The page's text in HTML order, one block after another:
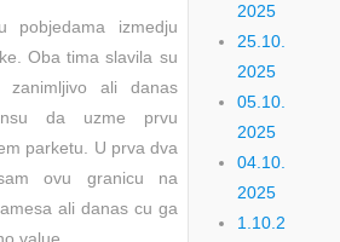
pobjedama izmedju
Oba tima slavila su
ali danas
da uzme prvu
parketu. U prva dva
ovu granicu na
ali danas cu ga
2025
25.10.
2025
05.10.
2025
04.10.
2025
1.10.2